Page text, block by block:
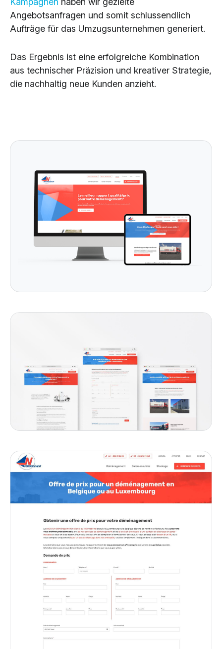
Angebotsanfragen und somit schlussendlich
Aufträge für das Umzugsunternehmen generiert.
Das Ergebnis ist eine erfolgreiche Kombination
aus technischer Präzision und kreativer Strategie,
die nachhaltig neue Kunden anzieht.